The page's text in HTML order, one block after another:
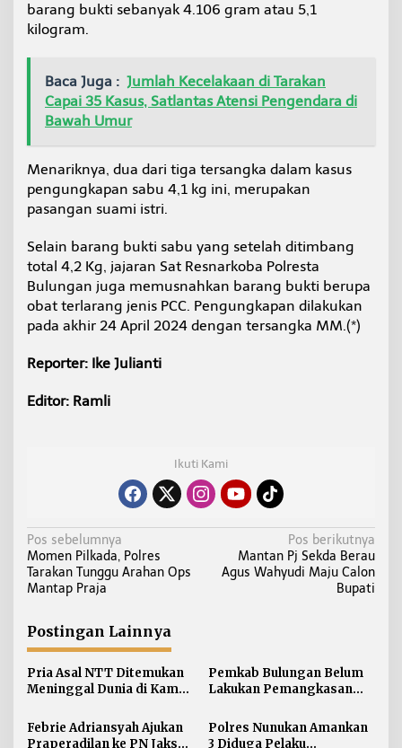
barang bukti sebanyak 4.106 gram atau 5,1
kilogram.
Baca Juga : Jumlah Kecelakaan di Tarakan
Capai 35 Kasus, Satlantas Atensi Pengendara di
Bawah Umur
Menariknya, dua dari tiga tersangka dalam kasus
pengungkapan sabu 4,1 kg ini, merupakan
pasangan suami istri.
Selain barang bukti sabu yang setelah ditimbang
total 4,2 Kg, jajaran Sat Resnarkoba Polresta
Bulungan juga memusnahkan barang bukti berupa
obat terlarang jenis PCC. Pengungkapan dilakukan
pada akhir 24 April 2024 dengan tersangka MM.(*)
Reporter: Ike Julianti
Editor: Ramli
Ikuti Kami
N
a
v
g
a
s
i
o
Pos sebelumnya
Momen Pilkada, Polres
Tarakan Tunggu Arahan Ops
Mantap Praja
Pos berikutnya
Mantan Pj Sekda Berau
Agus Wahyudi Maju Calon
Bupati
Postingan Lainnya
Pria Asal NTT Ditemukan
Meninggal Dunia di Kamar
Pemkab Bulungan Belum
Lakukan Pemangkasan
Ada Arahan Pusat
Febrie Adriansyah Ajukan
Praperadilan ke PN Jaksel
Polres Nunukan Amankan
3 Diduga Pelaku